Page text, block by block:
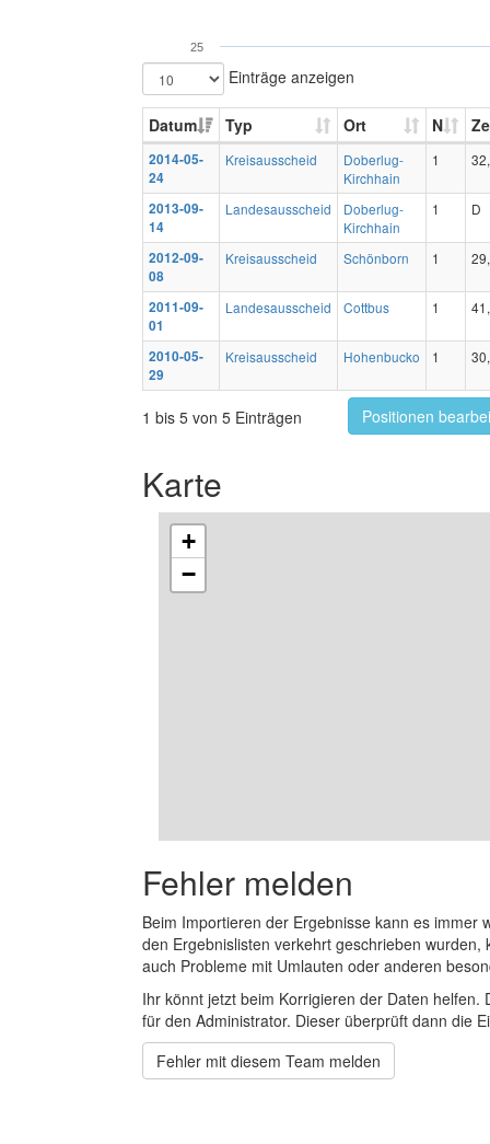
25
Einträge anzeigen
Datum Typ Ort N
2014-05-
24
Kreisausscheid
Doberlug-
Kirchhain
1
2013-09-
14
Landesausscheid
Doberlug-
Kirchhain
1 D
2012-09-
08
Kreisausscheid Schönborn 1
2011-09-
01
Landesausscheid Cottbus 1
2010-05-
29
Kreisausscheid Hohenbucko 1
1 bis 5 von 5 Einträgen Positionen
Karte
+
−
Fehler melden
Beim Importieren der Ergebnisse kann es
den Ergebnislisten verkehrt geschrieben
auch Probleme mit Umlauten oder anderen
Ihr könnt jetzt beim Korrigieren der Daten
für den Administrator. Dieser überprüft dann die
Fehler mit diesem Team melden